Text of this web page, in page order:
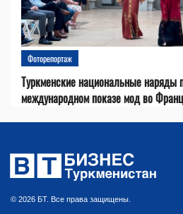
Фоторепортаж
Туркменские национальные наряды
международном показе мод во
© 2026 БТ. Все права защищены.